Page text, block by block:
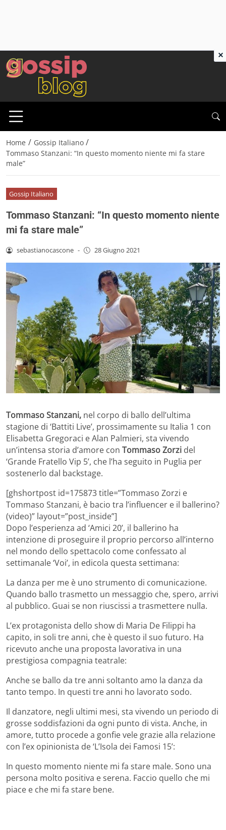
Home / Gossip Italiano /
Tommaso Stanzani: “In questo momento niente mi fa stare
male”
Gossip Italiano
Tommaso Stanzani: “In questo momento niente
mi fa stare male”
sebastianocascone - 28 Giugno 2021
Tommaso Stanzani, nel corpo di ballo dell’ultima
stagione di ‘Battiti Live’, prossimamente su Italia 1 con
Elisabetta Gregoraci e Alan Palmieri, sta vivendo
un’intensa storia d’amore con Tommaso Zorzi del
‘Grande Fratello Vip 5’, che l’ha seguito in Puglia per
sostenerlo dal backstage.
[ghshortpost id=175873 title=”Tommaso Zorzi e
Tommaso Stanzani, è bacio tra l’influencer e il ballerino?
(video)” layout=”post_inside”]
Dopo l’esperienza ad ‘Amici 20’, il ballerino ha
intenzione di proseguire il proprio percorso all’interno
nel mondo dello spettacolo come confessato al
settimanale ‘Voi’, in edicola questa settimana:
La danza per me è uno strumento di comunicazione.
Quando ballo trasmetto un messaggio che, spero, arrivi
al pubblico. Guai se non riuscissi a trasmettere nulla.
L’ex protagonista dello show di Maria De Filippi ha
capito, in soli tre anni, che è questo il suo futuro. Ha
ricevuto anche una proposta lavorativa in una
prestigiosa compagnia teatrale:
Anche se ballo da tre anni soltanto amo la danza da
tanto tempo. In questi tre anni ho lavorato sodo.
Il danzatore, negli ultimi mesi, sta vivendo un periodo di
grosse soddisfazioni da ogni punto di vista. Anche, in
amore, tutto procede a gonfie vele grazie alla relazione
con l’ex opinionista de ‘L’Isola dei Famosi 15’:
In questo momento niente mi fa stare male. Sono una
persona molto positiva e serena. Faccio quello che mi
piace e che mi fa stare bene.
×